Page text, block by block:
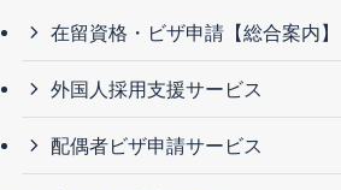
在留資格・ビザ申請【総合案内】
外国人採用支援サービス
配偶者ビザ申請サービス